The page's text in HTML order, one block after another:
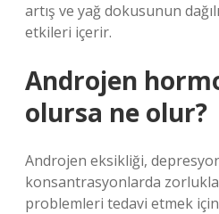
artış ve yağ dokusunun
etkileri içerir.
Androjen
olursa ne olur?
Androjen eksikliği,
konsantrasyonlarda
problemleri tedavi etmek